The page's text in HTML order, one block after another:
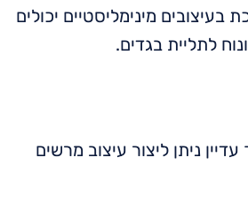
מינימליסטיים יכולים
לתליית בגדים.
ניתן ליצור עיצוב מרשים